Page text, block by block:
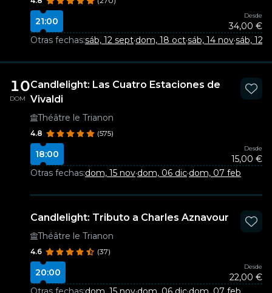
21:00
Desde
34,00 €
Otras fechas:sáb, 12 sept·dom, 18 oct·sáb, 14 nov·sáb, 12
10
DOM
Candlelight: Las Cuatro Estaciones de
Vivaldi
Théâtre le Trianon
4.8 (575)
18:00
Desde
15,00 €
Otras fechas:dom, 15 nov·dom, 06 dic·dom, 07 feb
Candlelight: Tributo a Charles Aznavour
Théâtre le Trianon
4.6 (37)
20:00
Desde
22,00 €